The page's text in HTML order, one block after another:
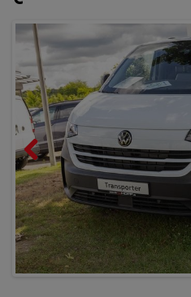
Previous